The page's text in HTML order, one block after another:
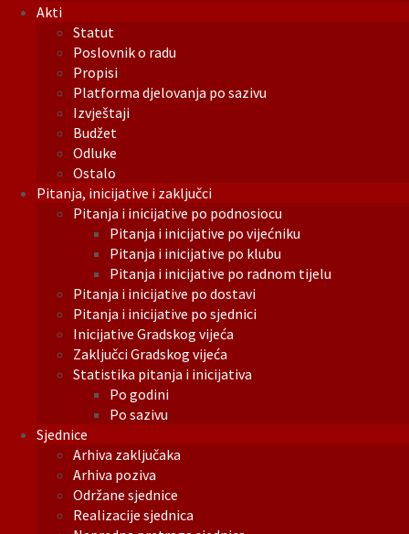
Akti
Statut
Poslovnik o radu
Propisi
Platforma djelovanja po sazivu
Izvještaji
Budžet
Odluke
Ostalo
Pitanja, inicijative i zaključci
Pitanja i inicijative po podnosiocu
Pitanja i inicijative po vijećniku
Pitanja i inicijative po klubu
Pitanja i inicijative po radnom tijelu
Pitanja i inicijative po dostavi
Pitanja i inicijative po sjednici
Inicijative Gradskog vijeća
Zaključci Gradskog vijeća
Statistika pitanja i inicijativa
Po godini
Po sazivu
Sjednice
Arhiva zaključaka
Arhiva poziva
Održane sjednice
Realizacije sjednica